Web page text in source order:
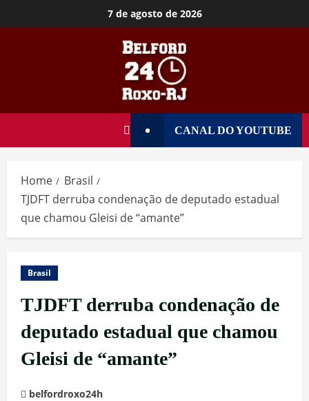
7 de agosto de 2026
CANAL DO YOUTUBE
Home
Brasil
TJDFT derruba condenação de deputado estadual
que chamou Gleisi de “amante”
Brasil
TJDFT derruba condenação de
deputado estadual que chamou
Gleisi de “amante”
belfordroxo24h